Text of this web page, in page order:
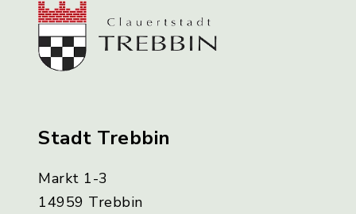
Stadt Trebbin
Markt 1-3
14959 Trebbin